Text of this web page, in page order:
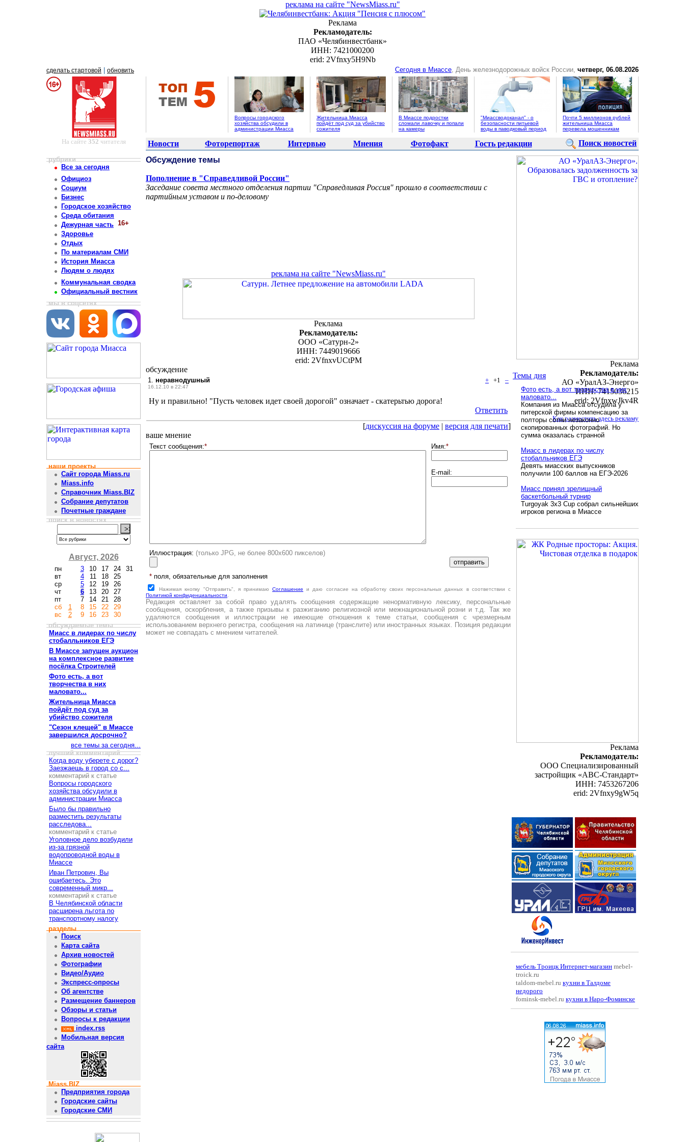
реклама на сайте "NewsMiass.ru"
Реклама
Рекламодатель:
ПАО «Челябинвестбанк»
ИНН: 7421000200
erid: 2Vfnxy5H9Nb
сделать стартовой обновить Сегодня в Миассе, День железнодорожных войск России, четверг, 06.08.2026
Вопросы городского
хозяйства обсудили в
администрации Миасса
Жительница Миасса
пойдёт под суд за убийство
сожителя
В Миассе подростки
сломали лавочку и попали
на камеры
"Миассводоканал" - о
безопасности питьевой
воды в паводковый период
Почти 5 миллионов рублей
жительница Миасса
перевела мошенникам
На сайте 352 читателя Новости Фоторепортаж Интервью Мнения Фотофакт Гость редакции Поиск новостей
рубрики
Все за сегодня
Официоз
Социум
Бизнес
Городское хозяйство
Среда обитания
Дежурная часть 16+
Здоровье
Отдых
По материалам СМИ
История Миасса
Людям о людях
Коммунальная сводка
Официальный вестник
мы в соцсетях
наши проекты
Сайт города Miass.ru
Miass.info
Справочник Miass.BIZ
Собрание депутатов
Почетные граждане
поиск в новостях
Август, 2026
пн
вт
ср
чт
пт
сб
вс
1
2
3
4
5
6
7
8
9
10
11
12
13
14
15
16
17
18
19
20
21
22
23
24
25
26
27
28
29
30
31
обсуждаемые темы
Миасс в лидерах по числу
стобалльников ЕГЭ
В Миассе запущен аукцион
на комплексное развитие
посёлка Строителей
Фото есть, а вот
творчества в них
маловато...
Жительница Миасса
пойдёт под суд за
убийство сожителя
"Сезон клещей" в Миассе
завершился досрочно?
все темы за сегодня...
лучший комментарий
Когда воду уберете с дорог?
Заезжаешь в город со с...
комментарий к статье
Вопросы городского
хозяйства обсудили в
администрации Миасса
Было бы правильно
разместить результаты
расследова...
комментарий к статье
Уголовное дело возбудили
из-за грязной
водопроводной воды в
Миассе
Иван Петрович, Вы
ошибаетесь. Это
современный микр...
комментарий к статье
В Челябинской области
расширена льгота по
транспортному налогу
разделы
Поиск
Карта сайта
Архив новостей
Фотографии
Видео/Аудио
Экспресс-опросы
Об агентстве
Размещение баннеров
Обзоры и статьи
Вопросы к редакции
index.rss
Мобильная версия
сайта
Miass.BIZ
Предприятия города
Городские сайты
Городские СМИ
Обсуждение темы
Пополнение в "Справедливой России"
Заседание совета местного отделения партии "Справедливая Россия" прошло в соответствии с
партийным уставом и по-деловому
реклама на сайте "NewsMiass.ru"
Реклама
Рекламодатель:
ООО «Сатурн-2»
ИНН: 7449019666
erid: 2VfnxvUCtPM
обсуждение
1. неравнодушный
16.12.10 в 22:47
+ +1 –
Ну и правильно! "Пусть человек идет своей дорогой" означает - скатерьтью дорога!
Ответить
[дискуссия на форуме | версия для печати]
ваше мнение
Текст сообщения:* Имя:*
E-mail:
Иллюстрация: (только JPG, не более 800х600 пикселов)
*поля, обязательные для заполнения
Нажимая кнопку "Отправить", я принимаюCоглашение и даю согласие на обработку своих персональных данных в соответствии с
Политикой конфиденциальности
Редакция оставляет за собой право удалять сообщения содержащие ненормативную лексику, персональные
сообщения, оскорбления, а также призывы к разжиганию религиозной или межнациональной розни и т.д. Так же
удаляются сообщения и иллюстрации не имеющие отношения к теме статьи, сообщения с чрезмерным
использованием верхнего регистра, сообщения на латинице (транслите) или иностранных языках. Позиция редакции
может не совпадать с мнением читателей.
Реклама
Рекламодатель:
АО «УралАЗ-Энерго»
ИНН: 7415036215
erid: 2VfnxwJkv4R
Как разместить здесь рекламу
Темы дня
Фото есть, а вот творчества в них
маловато...
Компания из Миасса отсудила у
питерской фирмы компенсацию за
полторы сотни незаконно
скопированных фотографий. Но
сумма оказалась странной
Миасс в лидерах по числу
стобалльников ЕГЭ
Девять миасских выпускников
получили 100 баллов на ЕГЭ-2026
Миасс принял зрелищный
баскетбольный турнир
Turgoyak 3x3 Cup собрал сильнейших
игроков региона в Миассе
Реклама
Рекламодатель:
ООО Специализированный
застройщик «АВС-Стандарт»
ИНН: 7453267206
erid: 2Vfnxy9gW5q
мебель Троицк Интернет-магазин mebel-
troick.ru
taldom-mebel.ru кухни в Талдоме
недорого
fominsk-mebel.ru кухни в Наро-Фоминске